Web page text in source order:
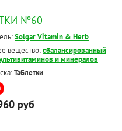
№60
Solgar Vitamin & Herb
вещество:сбалансированный
и минералов
Таблетки
руб